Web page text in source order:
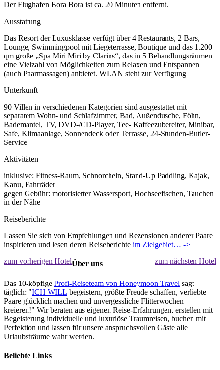
Der Flughafen Bora Bora ist ca. 20 Minuten entfernt.
Ausstattung
Das Resort der Luxusklasse verfügt über 4 Restaurants, 2 Bars,
Lounge, Swimmingpool mit Liegeterrasse, Boutique und das 1.200
qm große „Spa Miri Miri by Clarins“, das in 5 Behandlungsräumen
eine Vielzahl von Möglichkeiten zum Relaxen und Entspannen
(auch Paarmassagen) anbietet. WLAN steht zur Verfügung
Unterkunft
90 Villen in verschiedenen Kategorien sind ausgestattet mit
separatem Wohn- und Schlafzimmer, Bad, Außendusche, Föhn,
Bademantel, TV, DVD-/CD-Player, Tee- Kaffeezubereiter, Minibar,
Safe, Klimaanlage, Sonnendeck oder Terrasse, 24-Stunden-Butler-
Service.
Aktivitäten
inklusive: Fitness-Raum, Schnorcheln, Stand-Up Paddling, Kajak,
Kanu, Fahrräder
gegen Gebühr: motorisierter Wassersport, Hochseefischen, Tauchen
in der Nähe
Reiseberichte
Lassen Sie sich von Empfehlungen und Rezensionen anderer Paare
inspirieren und lesen deren Reiseberichte im Zielgebiet… ->
zum vorherigen Hotel
zum nächsten Hotel
Über uns
Das 10-köpfige Profi-Reiseteam von Honeymoon Travel sagt
täglich: "ICH WILL begeistern, größte Freude schaffen, verliebte
Paare glücklich machen und unvergessliche Flitterwochen
kreieren!" Wir beraten aus eigenen Reise-Erfahrungen, erstellen mit
Begeisterung individuelle und luxuriöse Traumreisen, buchen mit
Perfektion und lassen für unsere anspruchsvollen Gäste alle
Urlaubsträume wahr werden.
Beliebte Links